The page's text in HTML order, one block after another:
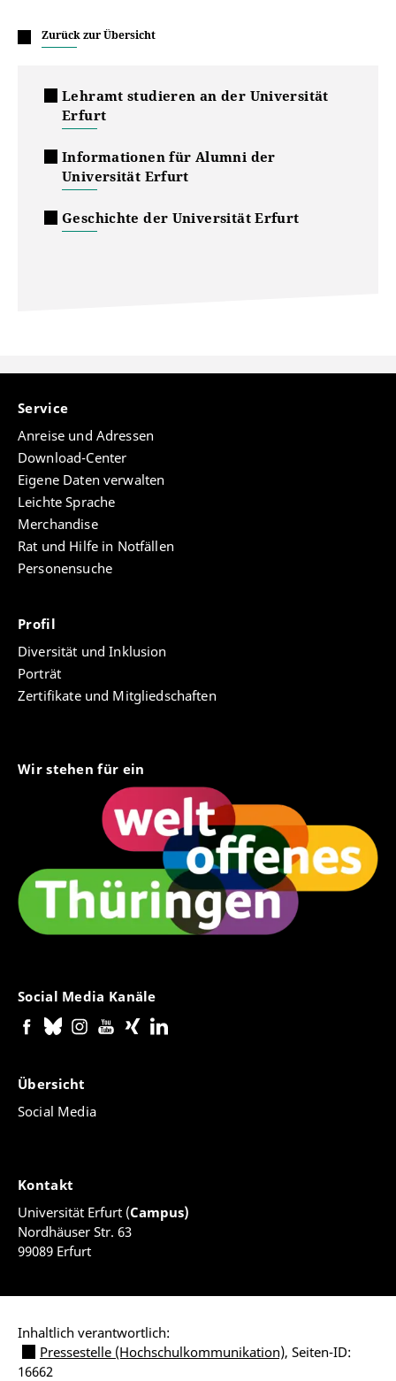
Zurück zur Übersicht
Lehramt studieren an der Universität
Erfurt
Informationen für Alumni der
Universität Erfurt
Geschichte der Universität Erfurt
Service
Anreise und Adressen
Download-Center
Eigene Daten verwalten
Leichte Sprache
Merchandise
Rat und Hilfe in Notfällen
Personensuche
Profil
Diversität und Inklusion
Porträt
Zertifikate und Mitgliedschaften
Wir stehen für ein
Social Media Kanäle
Übersicht
Social Media
Kontakt
Universität Erfurt (Campus)
Nordhäuser Str. 63
99089 Erfurt
Inhaltlich verantwortlich:
Pressestelle (Hochschulkommunikation), Seiten-ID:
16662